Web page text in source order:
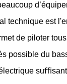
technique est
de piloter
possible du